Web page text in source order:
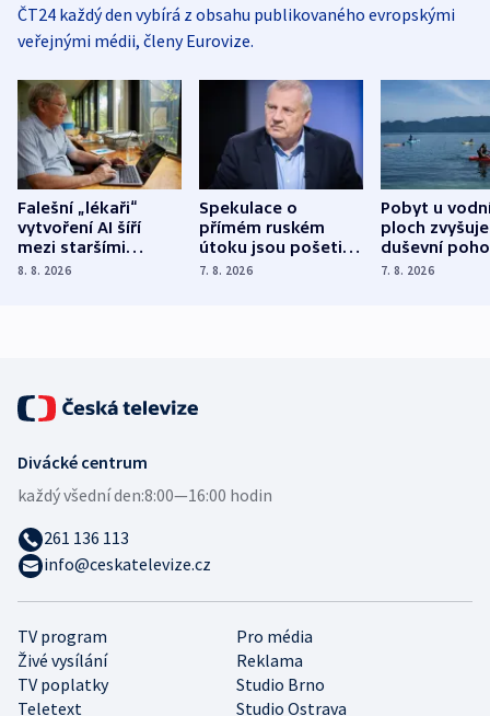
ČT24 každý den vybírá z obsahu publikovaného evropskými
veřejnými médii, členy Eurovize.
Falešní „lékaři“
vytvoření AI šíří
mezi staršími
Poláky nebezpečné
8. 8. 2026
Spekulace o
přímém ruském
útoku jsou pošetilé,
míní estonský
7. 8. 2026
Pobyt u
ploch zvyšuje
duševní
ukázala
7. 8. 2026
TV program
Pro média
Živé vysílání
Reklama
TV poplatky
Studio Brno
Teletext
Studio Ostrava
Divácké centrum
každý všední den:8:00—16:00 hodin
261 136 113
info@ceskatelevize.cz